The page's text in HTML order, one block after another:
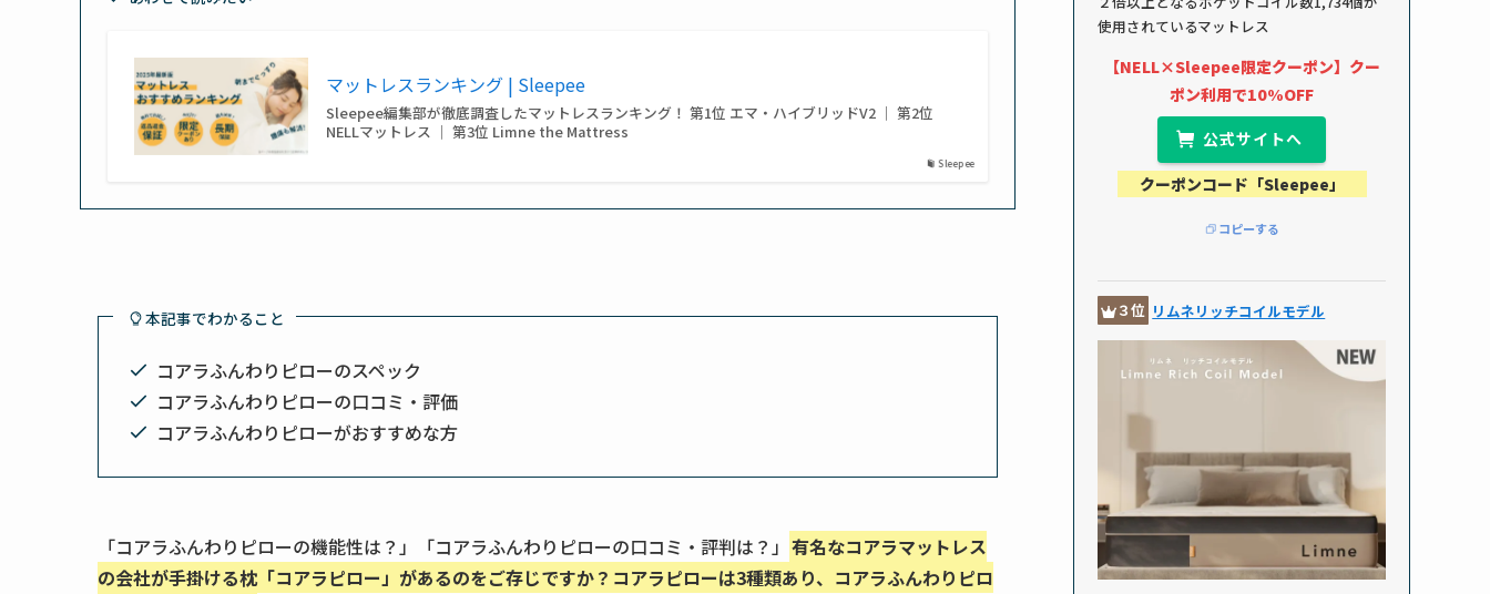
Sleepee
マットレスランキング | Sleepee
Sleepee編集部が徹底調査したマットレスランキング！ 第1位 エマ・ハイブリッドV2 ｜ 第2位
NELLマットレス ｜ 第3位 Limne the Mattress
本記事でわかること
コアラふんわりピローのスペック
コアラふんわりピローの口コミ・評価
コアラふんわりピローがおすすめな方
「コアラふんわりピローの機能性は？」「コアラふんわりピローの口コミ・評判は？」 有名なコアラマットレス
の会社が手掛ける枕「コアラピロー」があるのをご存じですか？コアラピローは3種類あり、コアラふんわりピロ
使用されているマットレス
【NELL×Sleepee限定クーポン】クー
ポン利用で10%OFF
公式サイトへ
クーポンコード「Sleepee」
コピーする
３位 リムネリッチコイルモデル